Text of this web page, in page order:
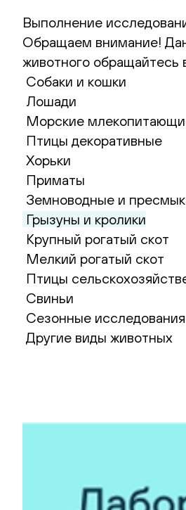
Выполнение
Обращаем внимание!
животного обращайтесь
Собаки и кошки
Лошади
Морские
Птицы декоративные
Хорьки
Приматы
Земноводные и
Грызуны и кролики
Крупный рогатый скот
Мелкий рогатый скот
Птицы
Свиньи
Сезонные исследования
Другие виды животных